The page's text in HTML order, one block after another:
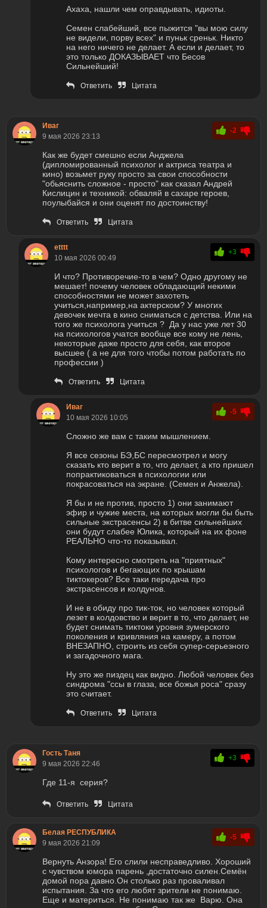
Ахаха, нашли чем оправдывать, идиоты.
Семен слабейший, все пыжится "вы мою силу
не видели, порву всех" и пуньк среньк. Никто
на него ничего не делает. А если и делает, то
это только ДОКАЗЫВАЕТ что Бесов
Сильнейший!
Ответить Цитата
Иваг
9 мая 2026 23:13
-2
Как же будет смешно если Анджела
(дипломированный психолог и актриса театра и
кино) возьмет руку просто за свои способности
"обьяснить сложное - просто" как сказал Андрей
Кислицин и техникой: обваляй в сахаре героев,
поулыбайся и они оценят по достоинству!
Ответить Цитата
etttt
10 мая 2026 00:49
+3
И что? Противоречие-то в чем? Одно другому не
мешает! почему человек обладающий некими
способностями не может захотеть
учиться,например,на актерском? У многих
девочек мечта в кино сниматься с детства. Или на
того же психолога учиться ? Да у нас уже лет 30
на психологов учатся вообще все кому не лень,
некоторые даже просто для себя, как второе
высшее ( а не для того чтобы потом работать по
профессии )
Ответить Цитата
Иваг
10 мая 2026 10:05
-5
Сложно же вам с таким мышлением.
Я все сезоны БЭ,БС пересмотрел и могу
сказать кто верит в то, что делает, а кто пришел
попрактиковаться в психологии или
покрасоваться на экране. (Семен и Анжела).
Я бы и не против, просто 1) они занимают
эфир и чужие места, на которых могли бы быть
сильные экстрасенсы 2) в битве сильнейших
они будут слабее Юлика, который на их фоне
РЕАЛЬНО что-то показывал.
Кому интересно смотреть на "приятных"
психологов и бегающих по крышам
тиктокеров? Все таки передача про
экстрасенсов и колдунов.
И не в обиду про тик-ток, но человек который
лезет в колдовство и верит в то, что делает, не
будет снимать тиктоки уровня зумерского
поколения и кривляния на камеру, а потом
ВНЕЗАПНО, строить из себя супер-серьезного
и загадочного мага.
Ну это же пиздец как видно. Любой человек без
синдрома "ссы в глаза, все божья роса" сразу
это считает.
Ответить Цитата
Гость Таня
9 мая 2026 22:46
+3
Где 11-я серия?
Ответить Цитата
Белая РЕСПУБЛИКА
9 мая 2026 21:09
-5
Вернуть Анзора! Его слили несправедливо. Хороший
с чувством юмора парень ,достаточно силен.Семён
домой пора давно.Он столько раз проваливал
испытания. За что его любят зрители не понимаю.
Еще и материться. Не понимаю так же Варю. Она